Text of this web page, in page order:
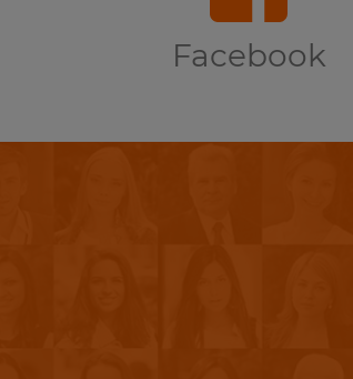
Facebook